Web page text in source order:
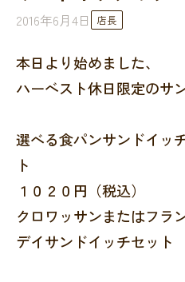
2016年6月4日 店長
本日より始めました、
ハーベスト休日限定のサ
選べる食パンサンドイッ
１０２０円（税込）
クロワッサンまたはフラ
デイサンドイッチセッ